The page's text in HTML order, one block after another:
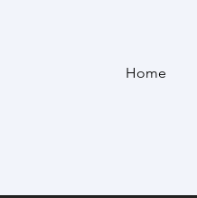
Home